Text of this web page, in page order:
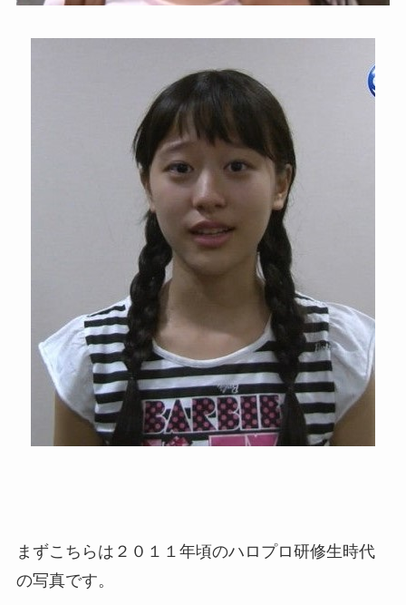
まずこちらは２０１１年頃のハロプロ研修生時代
の写真です。